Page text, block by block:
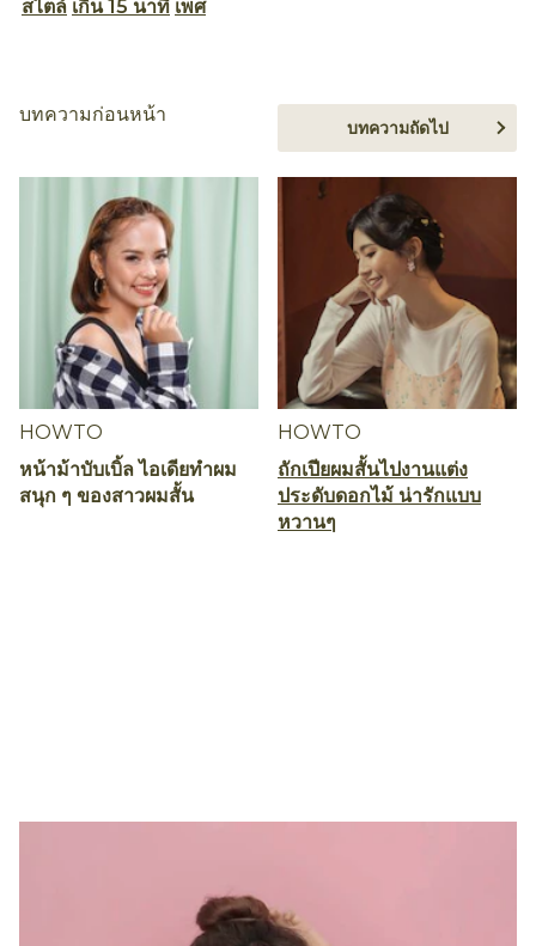
สไตล์ เกิน 15 นาที เพศ
HOWTO
หน้าม้าบับเบิ้ล ไอเดียทำผม
สนุก ๆ ของสาวผมสั้น
บทความก่อนหน้า
HOWTO
ถักเปียผมสั้นไปงานแต่ง
ประดับดอกไม้ น่ารักแบบ
หวานๆ
บทความถัดไป